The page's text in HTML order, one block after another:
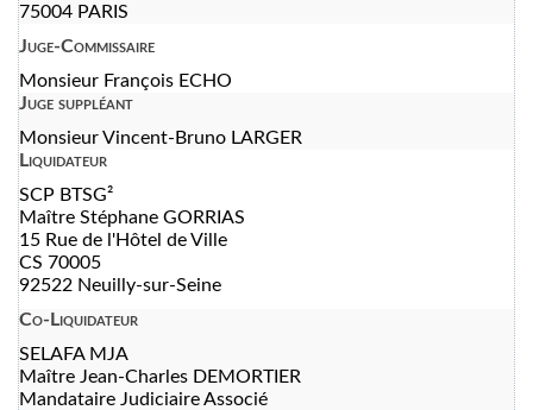
75004 PARIS
Juge-Commissaire
Monsieur François ECHO
Juge suppléant
Monsieur Vincent-Bruno LARGER
Liquidateur
SCP BTSG²
Maître Stéphane GORRIAS
15 Rue de l'Hôtel de Ville
CS 70005
92522 Neuilly-sur-Seine
Co-Liquidateur
SELAFA MJA
Maître Jean-Charles DEMORTIER
Mandataire Judiciaire Associé